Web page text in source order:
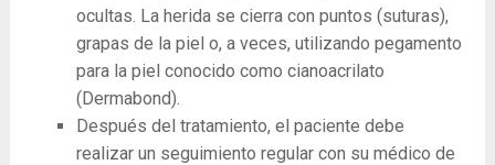
ocultas. La herida se cierra con puntos (suturas),
grapas de la piel o, a veces, utilizando pegamento
para la piel conocido como cianoacrilato
(Dermabond).
Después del tratamiento, el paciente debe
realizar un seguimiento regular con su médico de